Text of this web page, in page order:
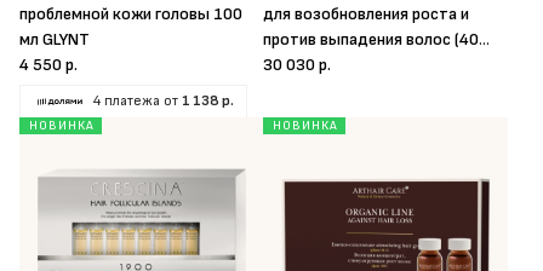
проблемной кожи головы 100
мл GLYNT
4 550 р.
4 платежа от 1 138 р.
для возобновления роста и
против выпадения волос (40
ампул) Crescina
30 030 р.
НОВИНКА НОВИНКА